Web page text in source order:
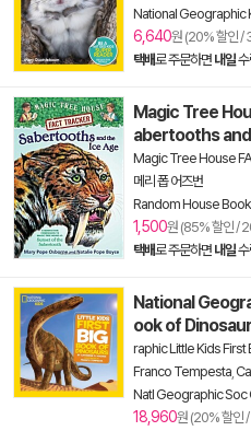
National Geographic
6,640원 (20% 할인 /
택배로 주문하면 내일
Magic Tree
abertooths
Magic Tree House
메리 폽 어즈번
Random House
1,500원 (85% 할인 /
택배로 주문하면 내일
National
ook of
raphic Little Kids
Franco Tempesta
Natl Geographic
18,960원 (20% 할인